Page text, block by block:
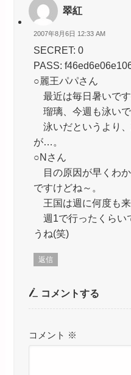
翠紅
2007年8月6日 12:33 AM
SECRET: 0
PASS:
○麗王パパさん
最近は毎日暑いです
瑠璃、今週も泳いで
泳いだというより
が…。
○Nさん
目の原因が早くわか
ですけどね～。
王国は週に何度も来
週1で行ったくらい
うね(笑)
返信
コメントする
コメント ※